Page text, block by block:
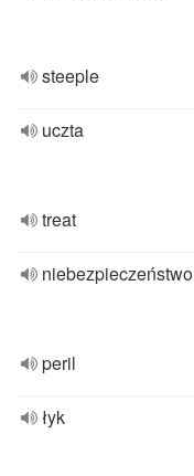
steeple
uczta
treat
niebezpieczeństwo
peril
łyk